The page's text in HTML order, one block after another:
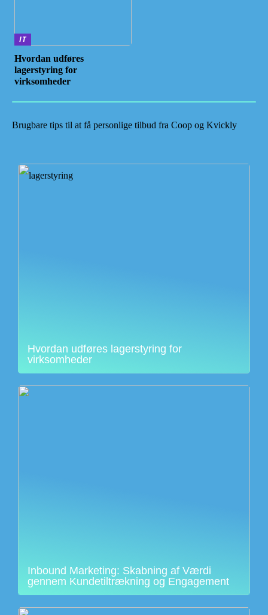
IT
Hvordan udføres
lagerstyring for
virksomheder
Brugbare tips til at få personlige tilbud fra Coop og Kvickly
Hvordan udføres lagerstyring for
virksomheder
Inbound Marketing: Skabning af Værdi
gennem Kundetiltrækning og Engagement